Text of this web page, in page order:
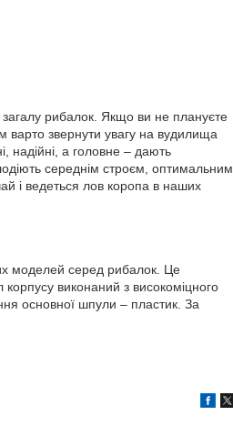
загалу рибалок. Якщо ви не плануєте
варто звернути увагу на вудилища
надійні, а головне – дають
середнім строєм, оптимальним
і ведеться лов коропа в наших
моделей серед рибалок. Це
виконаний з високоміцного
основної шпули – пластик. За